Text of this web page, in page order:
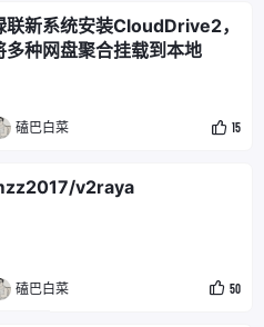
联新系统安装CloudDrive2，
多种网盘聚合挂载到本地
磕巴白菜 15
v2raya
磕巴白菜 50